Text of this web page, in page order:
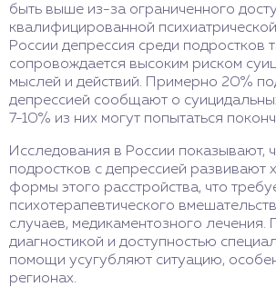
быть выше из-за ограниченного
квалифицированной
России депрессия среди подростков
сопровождается высоким риском
мыслей и действий. Примерно 20%
депрессией сообщают о
7-10% из них могут попытаться
Исследования в России показывают,
подростков с депрессией развивают
формы этого расстройства, что
психотерапевтического
случаев, медикаментозного
диагностикой и доступностью
помощи усугубляют ситуацию,
регионах.